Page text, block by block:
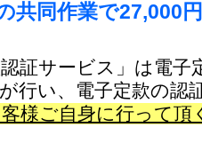
共同作業で27,000
証サービス」は電子
行い、電子定款の認
様ご自身に行って頂